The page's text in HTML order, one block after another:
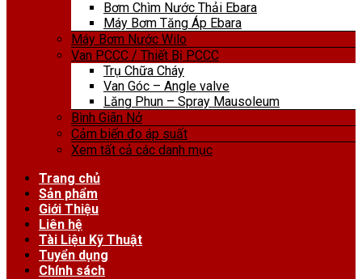
Bơm Chìm Nước Thải Ebara
Máy Bơm Tăng Áp Ebara
Máy Bơm Nước Wilo
Van PCCC / Thiết Bị PCCC
Trụ Chữa Cháy
Van Góc – Angle valve
Lăng Phun – Spray Mausoleum
Bình Giãn Nở
Cảm biến đo áp suất
Xem tất cả các danh mục
Trang chủ
Sản phẩm
Giới Thiệu
Liên hệ
Tài Liệu Kỹ Thuật
Tuyển dụng
Chính sách